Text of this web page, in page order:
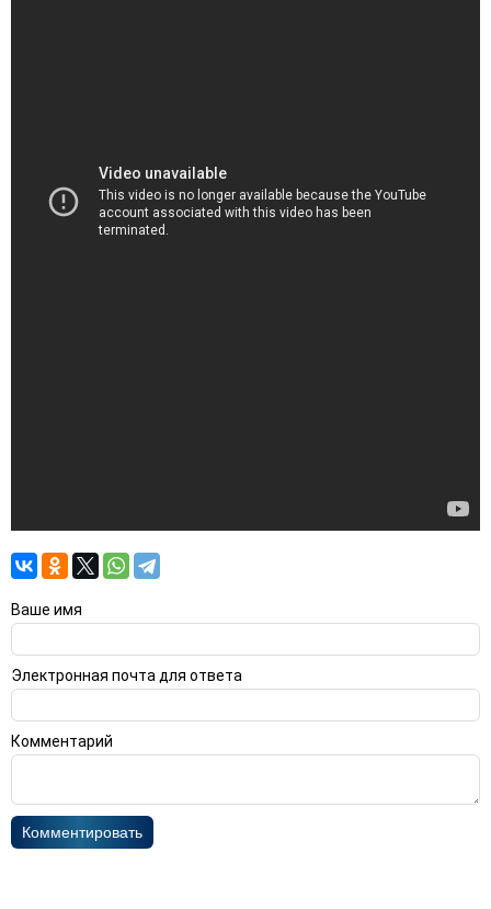
Ваше имя
Электронная почта для ответа
Комментарий
Комментировать